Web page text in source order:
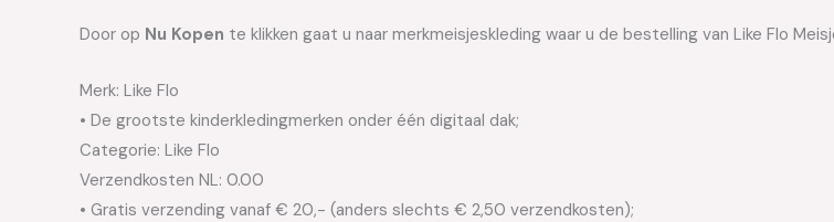
Door op Nu Kopen te klikken gaat u naar merkmeisjeskleding waar u de bestelling van Like Flo
Merk: Like Flo
• De grootste kinderkledingmerken onder één digitaal dak;
Categorie: Like Flo
Verzendkosten NL: 0.00
• Gratis verzending vanaf € 20,- (anders slechts € 2,50 verzendkosten);